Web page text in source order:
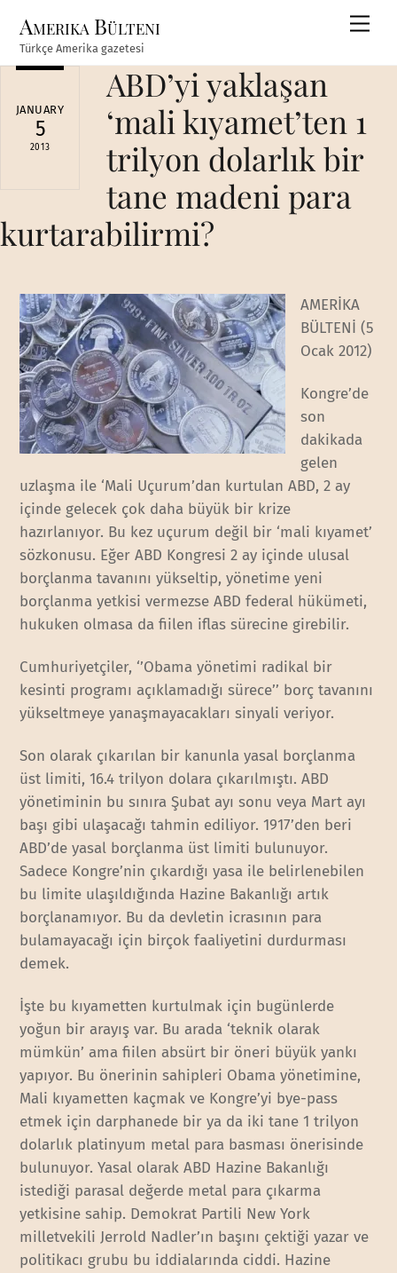
content
Amerika Bülteni
Türkçe Amerika gazetesi
JANUARY
5
2013
ABD’yi yaklaşan
‘mali kıyamet’ten 1
trilyon dolarlık bir
tane madeni para
kurtarabilirmi?
AMERİKA
BÜLTENİ (5
Ocak 2012)
Kongre’de
son
dakikada
gelen
uzlaşma ile ‘Mali Uçurum’dan kurtulan ABD, 2 ay
içinde gelecek çok daha büyük bir krize
hazırlanıyor. Bu kez uçurum değil bir ‘mali kıyamet’
sözkonusu. Eğer ABD Kongresi 2 ay içinde ulusal
borçlanma tavanını yükseltip, yönetime yeni
borçlanma yetkisi vermezse ABD federal hükümeti,
hukuken olmasa da fiilen iflas sürecine girebilir.
Cumhuriyetçiler, ‘’Obama yönetimi radikal bir
kesinti programı açıklamadığı sürece’’ borç tavanını
yükseltmeye yanaşmayacakları sinyali veriyor.
Son olarak çıkarılan bir kanunla yasal borçlanma
üst limiti, 16.4 trilyon dolara çıkarılmıştı. ABD
yönetiminin bu sınıra Şubat ayı sonu veya Mart ayı
başı gibi ulaşacağı tahmin ediliyor. 1917’den beri
ABD’de yasal borçlanma üst limiti bulunuyor.
Sadece Kongre’nin çıkardığı yasa ile belirlenebilen
bu limite ulaşıldığında Hazine Bakanlığı artık
borçlanamıyor. Bu da devletin icrasının para
bulamayacağı için birçok faaliyetini durdurması
demek.
İşte bu kıyametten kurtulmak için bugünlerde
yoğun bir arayış var. Bu arada ‘teknik olarak
mümkün’ ama fiilen absürt bir öneri büyük yankı
yapıyor. Bu önerinin sahipleri Obama yönetimine,
Mali kıyametten kaçmak ve Kongre’yi bye-pass
etmek için darphanede bir ya da iki tane 1 trilyon
dolarlık platinyum metal para basması önerisinde
bulunuyor. Yasal olarak ABD Hazine Bakanlığı
istediği parasal değerde metal para çıkarma
yetkisine sahip. Demokrat Partili New York
milletvekili Jerrold Nadler’ın başını çektiği yazar ve
politikacı grubu bu iddialarında ciddi. Hazine